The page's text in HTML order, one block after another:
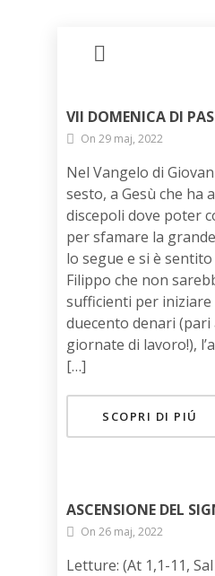
VII DOMENICA DI
On 29 maj, 2022
Nel Vangelo di
sesto, a Gesù che ha
discepoli dove poter
per sfamare la
lo segue e si è
Filippo che non
sufficienti per
duecento denari
giornate di lavoro!),
[…]
SCOPRI DI PIÚ
ASCENSIONE DEL
On 26 maj, 2022
Letture: (At 1,1-11,